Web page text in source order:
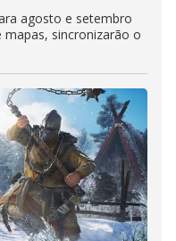
agosto e setembro
sincronizarão o